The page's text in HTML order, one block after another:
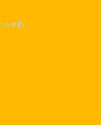
ト学園）、